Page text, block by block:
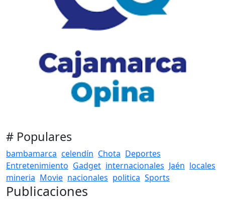
# Populares
bambamarca celendín Chota Deportes
Entretenimiento Gadget internacionales Jaén locales
mineria Movie nacionales politica Sports
Publicaciones